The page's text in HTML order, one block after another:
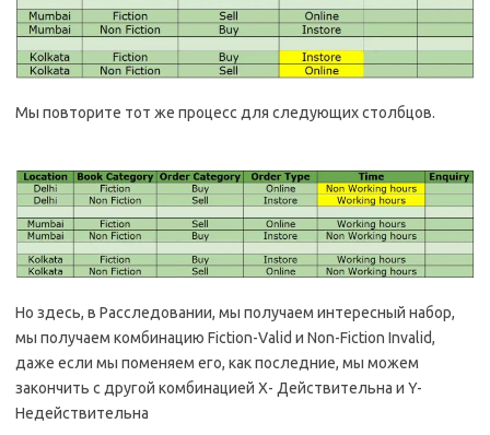
Мы повторите тот же процесс для следующих столбцов.
Но здесь, в Расследовании, мы получаем интересный набор,
мы получаем комбинацию Fiction-Valid и Non-Fiction Invalid,
даже если мы поменяем его, как последние, мы можем
закончить с другой комбинацией X- Действительна и Y-
Недействительна